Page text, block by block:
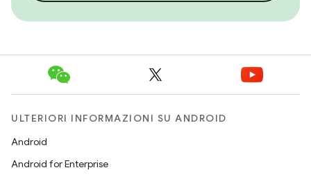
ULTERIORI INFORMAZIONI SU ANDROID
Android
Android for Enterprise